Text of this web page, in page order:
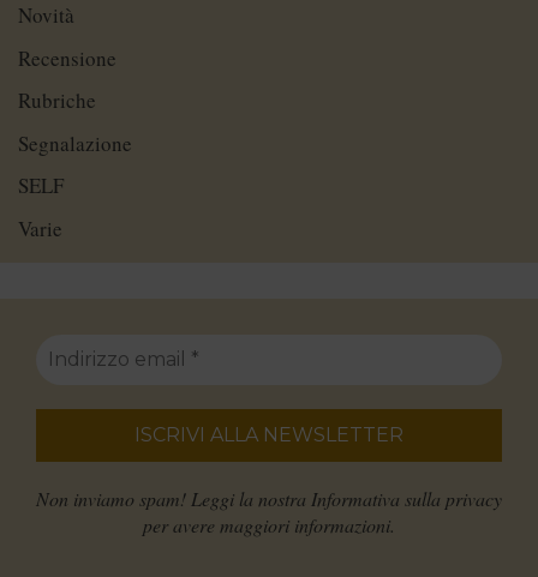
Novità
Recensione
Rubriche
Segnalazione
SELF
Varie
Non inviamo spam! Leggi la nostra Informativa sulla privacy
per avere maggiori informazioni.